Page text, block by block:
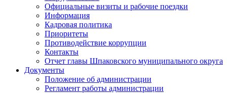
Официальные визиты и рабочие поездки
Информация
Кадровая политика
Приоритеты
Противодействие коррупции
Контакты
Отчет главы Шпаковского муниципального округа
Документы
Положение об администрации
Регламент работы администрации